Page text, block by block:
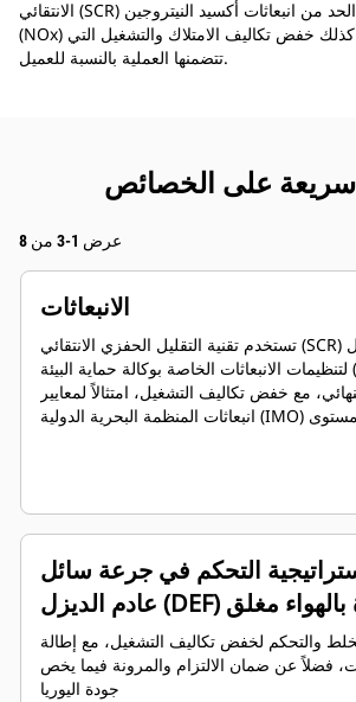
الانتقائي (SCR) حلاً رائعًا لا يعمل على الحد من انبعاثات أكسيد النيتروجين
(NOx) فحسب، وإنما يمكنه كذلك خفض تكاليف الامتلاك والتشغيل التي
تتضمنها العملية بالنسبة للعميل.
على الخصائص
عرض 1-3 من 8
الانبعاثات
تستخدم تقنية التقليل الحفزي الانتقائي (SCR) لتمكين الامتثال
لتنظيمات الانبعاثات الخاصة بوكالة حماية البيئة (EPA) الأمريكية من
4 النهائي، مع خفض تكاليف التشغيل، امتثالاً لمعايير
التحكم في جرعة سائل
عادم الديزل (DEF) المعززة بالهواء مغلق
الحلقة
والتحكم لخفض تكاليف التشغيل، مع إطالة
فضلاً عن ضمان الالتزام والمرونة فيما يخص
جودة اليوريا